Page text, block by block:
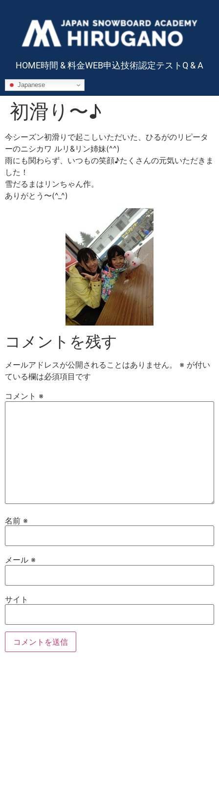
HOME時間 & 料金WEB申込技術認定テスト Q & A
Japanese
初滑り〜♪
今シーズン初滑りで起こしいただいた、ひるがのリピータ
ーのニシカワ ルリ&リン姉妹(^^)
雨にも関わらず、いつもの笑顔♪たくさんの元気いただきま
した！
雪だるまはリンちゃん作。
ありがとう〜(^_^)
コメントを残す
メールアドレスが公開されることはありません。 ※ が付い
ている欄は必須項目です
コメント ※
名前 ※
メール ※
サイト